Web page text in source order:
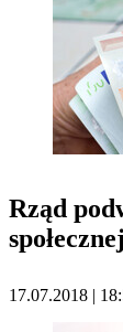
Rząd
społecznej
17.07.2018 |